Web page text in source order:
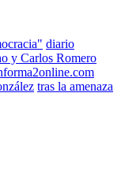
diario
y Carlos Romero
tras la amenaza